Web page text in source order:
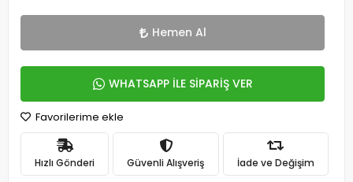
Hemen Al
WHATSAPP İLE SİPARİŞ VER
Favorilerime ekle
Hızlı Gönderi Güvenli Alışveriş İade ve Değişim